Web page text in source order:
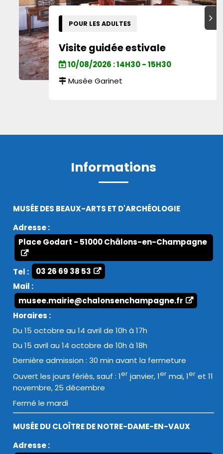
POUR LES ADULTES
Visite guidée estivale
10/08/2026 : 14H30 - 15H30
Musée Garinet
Informations
MUSÉE DES BEAUX-ARTS ET D'ARCHÉOLOGIE
Adresse :
Place Godart - 51000 Châlons-en-Champagne
Tel :
03 26 69 38 53
Mail :
musee.mairie@chalonsenchampagne.fr
Horaires :
Du 15 octobre au 14 avril de 10h à 17h
Du 15 avril au 14 octobre de 10h à 18h
Dernière admission : 30 min avant la fermeture
Ouvert les jours fériés, sauf : 1er janvier, 1er mai, 1er et 11
novembre, 25 décembre
Fermé le mardi
MUSÉE DU CLOÎTRE DE NOTRE-DAME-EN-VAUX
Adresse :